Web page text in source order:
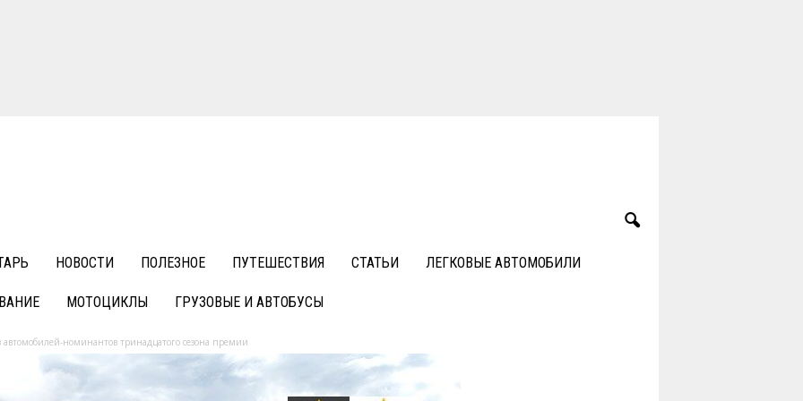
НОВОСТИ ПОЛЕЗНОЕ ПУТЕШЕСТВИЯ СТАТЬИ ЛЕГКОВЫЕ АВТОМОБИЛИ
МОТОЦИКЛЫ ГРУЗОВЫЕ И АВТОБУСЫ
номинантов тринадцатого сезона премии